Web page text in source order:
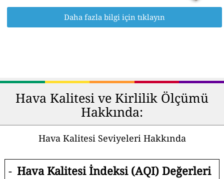
Daha fazla bilgi için tıklayın
Hava Kalitesi ve Kirlilik Ölçümü
Hakkında:
Hava Kalitesi Seviyeleri Hakkında
- Hava Kalitesi İndeksi (AQI) Değerleri